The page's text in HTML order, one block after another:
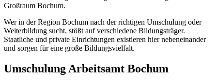
Großraum Bochum.
Wer in der Region Bochum nach der richtigen Umschulung oder
Weiterbildung sucht, stößt auf verschiedene Bildungsträger.
Staatliche und private Einrichtungen existieren hier nebeneinander
und sorgen für eine große Bildungsvielfalt.
Umschulung Arbeitsamt Bochum